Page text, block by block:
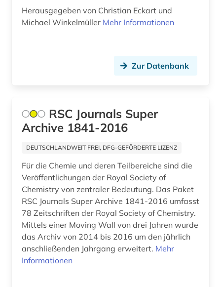
akronym (7)
akte (2)
aktienanalyse (5)
aktieninformationen (4)
aktienkurse (1)
aktienmarkt (1)
aktienrecht (2)
aktuelles lexikon (1)
akupunktur (1)
akustik (1)
Herausgegeben von Christian Eckart und
Michael Winkelmüller Mehr Informationen
Zur Datenbank
RSC Journals Super
Archive 1841-2016
DEUTSCHLANDWEIT FREI, DFG-GEFÖRDERTE LIZENZ
Für die Chemie und deren Teilbereiche sind die
Veröffentlichungen der Royal Society of
Chemistry von zentraler Bedeutung. Das Paket
RSC Journals Super Archive 1841-2016 umfasst
78 Zeitschriften der Royal Society of Chemistry.
Mittels einer Moving Wall von drei Jahren wurde
das Archiv von 2014 bis 2016 um den jährlich
anschließenden Jahrgang erweitert. Mehr
Informationen